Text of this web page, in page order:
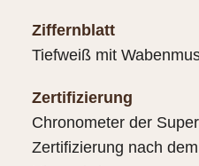
Ziffernblatt
Tiefweiß mit
Zertifizierung
Chronometer der
Zertifizierung nach